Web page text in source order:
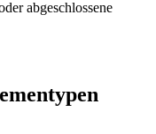
abgeschlossene